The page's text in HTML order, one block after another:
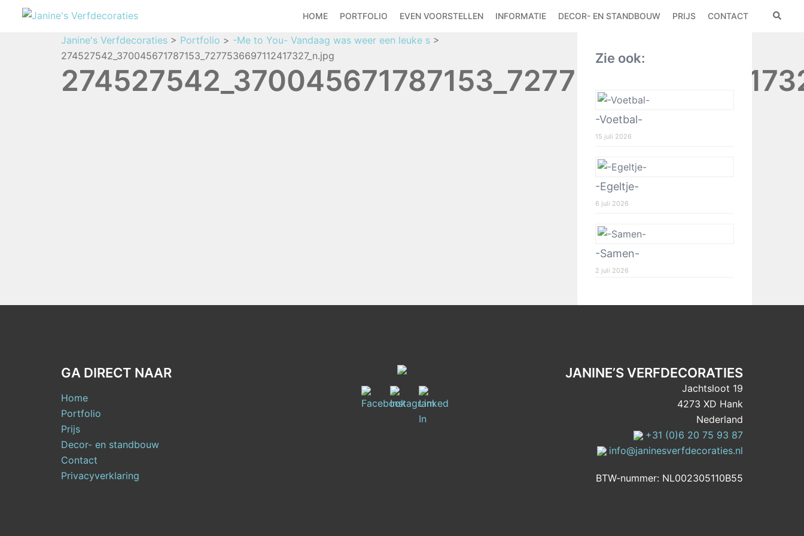
HOME PORTFOLIO EVEN VOORSTELLEN INFORMATIE DECOR- EN STANDBOUW PRIJS CONTACT
Janine's Verfdecoraties > Portfolio > -Me to You- Vandaag was weer een leuke s >
274527542_370045671787153_7277536697112417327_n.jpg
Zie ook:
-Voetbal-
15 juli 2026
-Egeltje-
6 juli 2026
-Samen-
2 juli 2026
GA DIRECT NAAR
Home
Portfolio
Prijs
Decor- en standbouw
Contact
Privacyverklaring
JANINE’S VERFDECORATIES
Jachtsloot 19
4273 XD Hank
Nederland
+31 (0)6 20 75 93 87
info@janinesverfdecoraties.nl
BTW-nummer: NL002305110B55